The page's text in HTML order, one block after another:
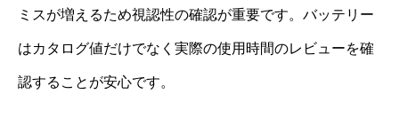
ミスが増えるため視認性の確認が重要です。バッテリー
はカタログ値だけでなく実際の使用時間のレビューを確
認することが安心です。